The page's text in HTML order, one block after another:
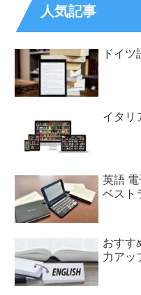
人気記事
ドイ
イタリ
英語
ベスト
おすす
力アッ